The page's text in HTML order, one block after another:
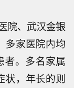
院、武汉金银
多家医院内均
者。多名家属
状，年长的则